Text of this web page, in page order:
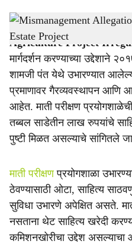
h
a
r
e
Mismanagement Allegations Surface in
Agriculture Project
मार्गदर्शन करण्याच्या उद्देशाने
शामजी पंत येथे उभारण्यात
प्रमाणावर गैरव्यवस्थापन आणि
आहेत. माती परीक्षण
तब्बल साडेतीन लाख रुपयांचे
पुष्टी मिळत असल्याचे सांगितले
माती परीक्षणप्रयोगशाळा
ठेवण्यासाठी ओटा, साहित्य
सुविधा उभारणे अपेक्षित असते.
नसताना थेट साहित्य खरेदी
कमिशनखोरीचा उद्देश